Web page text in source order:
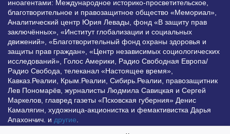
иноагентами: Международное историко-просветительское,
благотворительное и правозащитное общество «Мемориал»,
Аналитический центр Юрия Левады, фонд «В защиту прав
заключённых», «Институт глобализации и социальных
движений», «Благотворительный фонд охраны здоровья и
защиты прав граждан», «Центр независимых социологических
исследований», Голос Америки, Радио Свободная Европа/
Радио Свобода, телеканал «Настоящее время»,
Кавказ.Реалии, Крым.Реалии, Сибирь.Реалии, правозащитник
Лев Пономарёв, журналисты Людмила Савицкая и Сергей
Маркелов, главред газеты «Псковская губерния» Денис
Камалягин, художница-акционистка и фемактивистка Дарья
Апахончич. и другие.